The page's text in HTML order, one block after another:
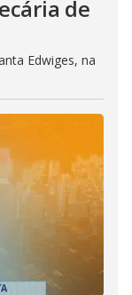
de
Edwiges, na